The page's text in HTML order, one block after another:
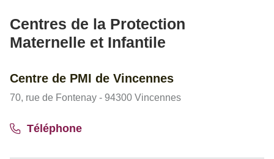
Centres de la Protection
Maternelle et Infantile
Centre de PMI de Vincennes
70, rue de Fontenay - 94300 Vincennes
Téléphone